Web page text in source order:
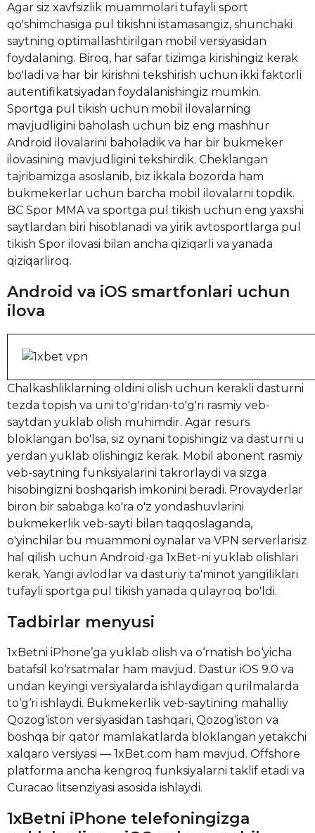
Agar siz xavfsizlik muammolari tufayli sport
qo'shimchasiga pul tikishni istamasangiz, shunchaki
saytning optimallashtirilgan mobil versiyasidan
foydalaning. Biroq, har safar tizimga kirishingiz kerak
bo'ladi va har bir kirishni tekshirish uchun ikki faktorli
autentifikatsiyadan foydalanishingiz mumkin.
Sportga pul tikish uchun mobil ilovalarning
mavjudligini baholash uchun biz eng mashhur
Android ilovalarini baholadik va har bir bukmeker
ilovasining mavjudligini tekshirdik. Cheklangan
tajribamizga asoslanib, biz ikkala bozorda ham
bukmekerlar uchun barcha mobil ilovalarni topdik.
BC Spor MMA va sportga pul tikish uchun eng yaxshi
saytlardan biri hisoblanadi va yirik avtosportlarga pul
tikish Spor ilovasi bilan ancha qiziqarli va yanada
qiziqarliroq.
Android va iOS smartfonlari uchun
ilova
Chalkashliklarning oldini olish uchun kerakli dasturni
tezda topish va uni to'g'ridan-to'g'ri rasmiy veb-
saytdan yuklab olish muhimdir. Agar resurs
bloklangan bo'lsa, siz oynani topishingiz va dasturni u
yerdan yuklab olishingiz kerak. Mobil abonent rasmiy
veb-saytning funksiyalarini takrorlaydi va sizga
hisobingizni boshqarish imkonini beradi. Provayderlar
biron bir sababga ko'ra o'z yondashuvlarini
bukmekerlik veb-sayti bilan taqqoslaganda,
o'yinchilar bu muammoni oynalar va VPN serverlarisiz
hal qilish uchun Android-ga 1xBet-ni yuklab olishlari
kerak. Yangi avlodlar va dasturiy ta'minot yangiliklari
tufayli sportga pul tikish yanada qulayroq bo'ldi.
Tadbirlar menyusi
1xBetni iPhone’ga yuklab olish va o‘rnatish bo‘yicha
batafsil ko‘rsatmalar ham mavjud. Dastur iOS 9.0 va
undan keyingi versiyalarda ishlaydigan qurilmalarda
to‘g‘ri ishlaydi. Bukmekerlik veb-saytining mahalliy
Qozog‘iston versiyasidan tashqari, Qozog‘iston va
boshqa bir qator mamlakatlarda bloklangan yetakchi
xalqaro versiyasi — 1xBet.com ham mavjud. Offshore
platforma ancha kengroq funksiyalarni taklif etadi va
Curacao litsenziyasi asosida ishlaydi.
1xBetni iPhone telefoningizga